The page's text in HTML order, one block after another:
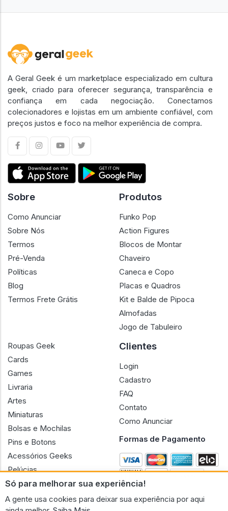
Só para melhorar sua experiência!
A gente usa cookies para deixar sua experiência por aqui
A Geral Geek é um marketplace especializado em cultura
geek, criado para oferecer segurança, transparência e
confiança em cada negociação. Conectamos
colecionadores e lojistas em um ambiente confiável, com
preços justos e foco na melhor experiência de compra.
Sobre
Como Anunciar
Sobre Nós
Termos
Pré-Venda
Políticas
Blog
Termos Frete Grátis
Produtos
Funko Pop
Action Figures
Blocos de Montar
Chaveiro
Caneca e Copo
Placas e Quadros
Kit e Balde de Pipoca
Almofadas
Jogo de Tabuleiro
Roupas Geek
Cards
Games
Livraria
Artes
Miniaturas
Bolsas e Mochilas
Pins e Botons
Acessórios Geeks
Pelúcias
Bonecas
Clientes
Login
Cadastro
FAQ
Contato
Como Anunciar
Formas de Pagamento